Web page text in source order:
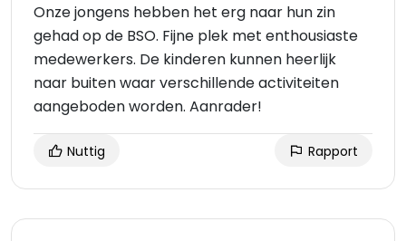
Onze jongens hebben het erg naar hun zin
gehad op de BSO. Fijne plek met enthousiaste
medewerkers. De kinderen kunnen heerlijk
naar buiten waar verschillende activiteiten
aangeboden worden. Aanrader!
Nuttig Rapport